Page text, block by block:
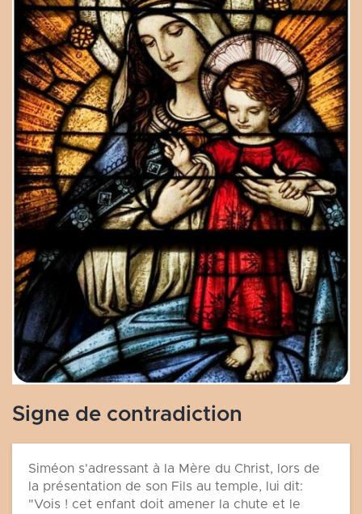
Signe de contradiction
Siméon s'adressant à la Mère du Christ, lors de
la présentation de son Fils au temple, lui dit:
"Vois ! cet enfant doit amener la chute et le